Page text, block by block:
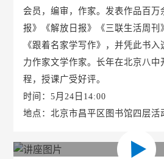
会员，编审，作家。发表作品百万
报》《解放日报》《三联生活周刊
《跟着名家学写作》，并凭此书
力作家文学作家。长年在北京八中
程，授课广受好评。
时间：5月24日14:00
地点：北京市昌平区图书馆四层活